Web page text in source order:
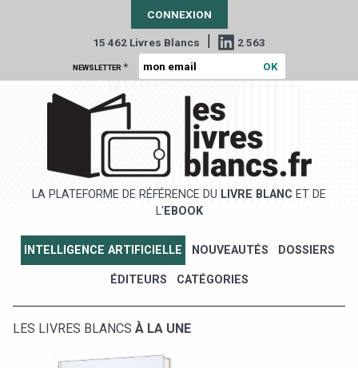
CONNEXION
15 462 Livres Blancs | 2 563
NEWSLETTER *
LA PLATEFORME DE RÉFÉRENCE DU LIVRE BLANC ET DE
L' EBOOK
INTELLIGENCE ARTIFICIELLE NOUVEAUTÉS DOSSIERS
ÉDITEURS CATÉGORIES
LES LIVRES BLANCS À LA UNE